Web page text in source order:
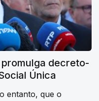
decreto-
Única
entanto, que o